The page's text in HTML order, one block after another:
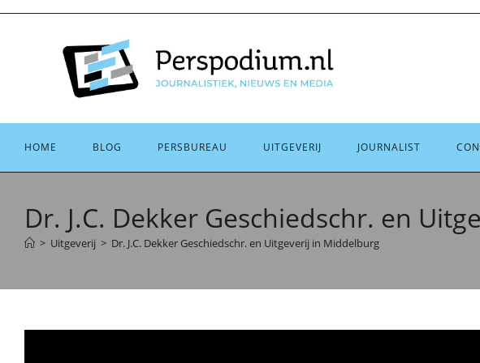
Ga
HOME BLOG PERSBUREAU UITGEVERIJ JOURNALIST
Dr. J.C. Dekker Geschiedschr. en
> Uitgeverij > Dr. J.C. Dekker Geschiedschr. en Uitgeverij in Middelburg